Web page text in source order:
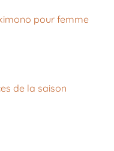
pour femme
de la saison